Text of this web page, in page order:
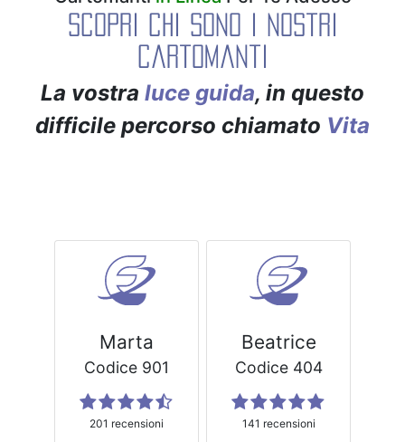
Scopri chi sono i nostri
cartomanti
La vostra luce guida, in questo
difficile percorso chiamato Vita
Marta
Codice 901
201 recensioni
Beatrice
Codice 404
141 recensioni